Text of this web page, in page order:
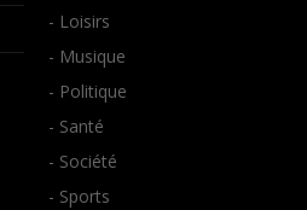
- Loisirs
- Musique
- Politique
- Santé
- Société
- Sports